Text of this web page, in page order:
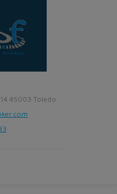
45003 Toledo